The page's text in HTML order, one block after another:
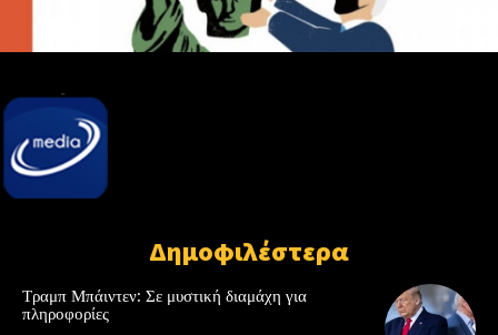
Δημοφιλέστερα
Τραμπ Μπάιντεν: Σε μυστική διαμάχη για
πληροφορίες